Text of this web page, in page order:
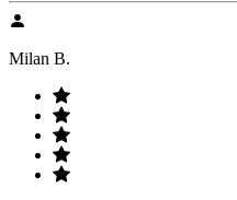
Milan B.